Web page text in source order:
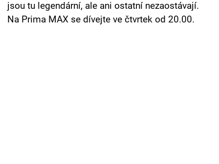
Přihlášení
jsou tu legendární, ale ani ostatní nezaostávají.
Na Prima MAX se dívejte ve čtvrtek od 20.00.